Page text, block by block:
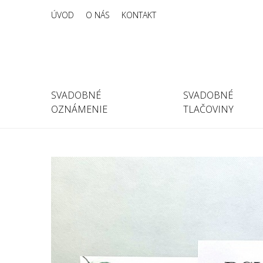
SVADOBNÉ
OZNÁMENIE
SVADOBNÉ
TLAČOVINY
ÚVOD O NÁS KONTAKT